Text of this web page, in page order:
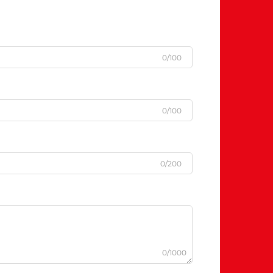
0/100
0/100
0/200
0/1000